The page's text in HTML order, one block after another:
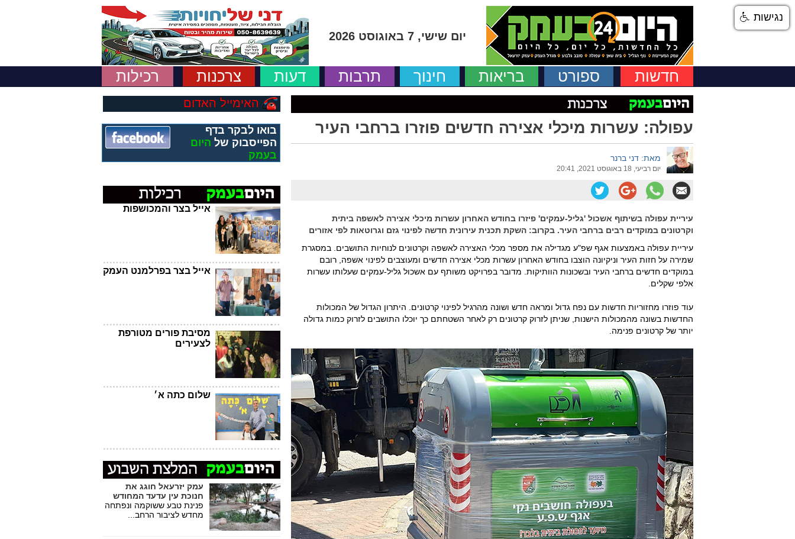
יום שישי, 7 באוגוסט 2026
חדשות ספורט בריאות חינוך תרבות דעות צרכנות רכילות
עפולה: עשרות מיכלי אצירה חדשים פוזרו ברחבי העיר
מאת: דני ברנר
יום רביעי, 18 באוגוסט 2021, 20:41
עיריית עפולה בשיתוף אשכול 'גליל-עמקים' פיזרו בחודש האחרון עשרות מיכלי אצירה לאשפה ביתית
וקרטונים במוקדים רבים ברחבי העיר. בקרוב: השקת תכנית עירונית חדשה לפינוי גזם וגרוטאות לפי אזורים
עיריית עפולה באמצעות אגף שפ"ע מגדילה את מספר מכלי האצירה לאשפה וקרטונים לנוחיות התושבים. במסגרת
שמירה על חזות העיר וניקיונה הוצבו בחודש האחרון עשרות מכלי אצירה חדשים ומעוצבים לפינוי אשפה, רובם
במוקדים חדשים ברחבי העיר ובשכונות הוותיקות. מדובר בפרויקט משותף עם אשכול גליל-עמקים שעלותו עשרות
אלפי שקלים.
עוד פוזרו מחזוריות חדשות עם נפח גדול ומראה חדש ושונה מהרגיל לפינוי קרטונים. היתרון הגדול של המכולות
החדשות בשונה מהמכולות הישנות, שניתן לזרוק קרטונים רק לאחר השטחתם כך יוכלו התושבים לזרוק כמות גדולה
יותר של קרטונים פנימה.
האימייל האדום
בואו לבקר בדף
הפייסבוק של היום
בעמק
אייל בצר והמכושפות
אייל בצר בפרלמנט העמק
מסיבת פורים מטורפת
לצעירים
שלום כתה א׳
עמק יזרעאל חוגג את
חנוכת עין עדעד המחודש
פנינת טבע ששוקמה ונפתחה
מחדש לציבור הרחב...
נגישות